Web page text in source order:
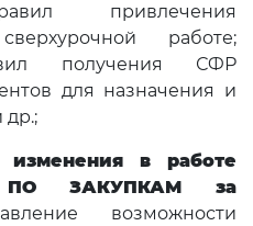
привлечения
работе;
получения СФР
для назначения и
др.;
в работе
ПО ЗАКУПКАМ за
возможности